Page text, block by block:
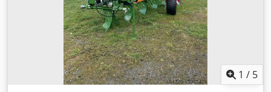
1 / 5